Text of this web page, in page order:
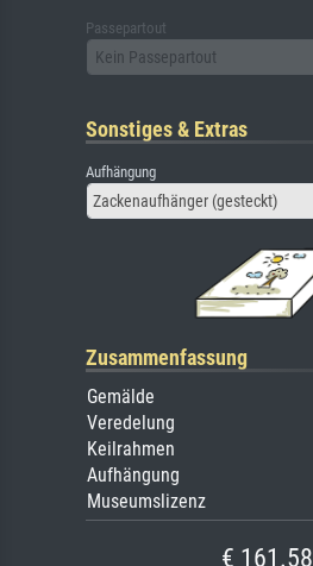
Passepartout
Kein Passepartout
Sonstiges & Extras
Aufhängung
Zackenaufhänger (gesteckt)
Zusammenfassung
Gemälde
Veredelung
Keilrahmen
Aufhängung
Museumslizenz
€ 161.58